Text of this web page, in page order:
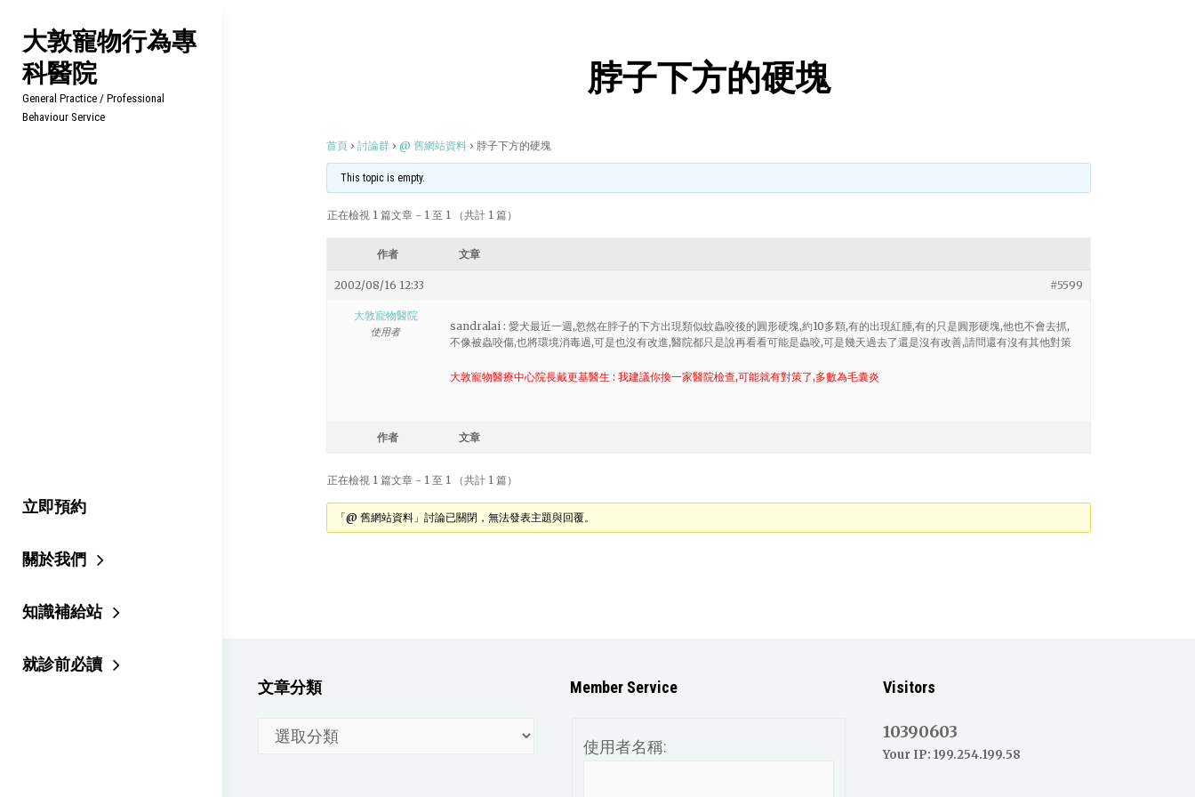
content
大敦寵物行為專
科醫院
General Practice / Professional
Behaviour Service
立即預約
關於我們
知識補給站
就診前必讀
脖子下方的硬塊
首頁 › 討論群 › @ 舊網站資料 › 脖子下方的硬塊
This topic is empty.
正在檢視 1 篇文章 - 1 至 1 （共計 1 篇）
作者 文章
2002/08/16 12:33 #5599
大敦寵物醫院
使用者
sandralai : 愛犬最近一週,忽然在脖子的下方出現類似蚊蟲咬後的圓形硬塊,約10多顆,有的出現紅腫,有的只是圓形硬塊,他也不會去抓,
不像被蟲咬傷,也將環境消毒過,可是也沒有改進,醫院都只是說再看看可能是蟲咬,可是幾天過去了還是沒有改善,請問還有沒有其他對策
大敦寵物醫療中心院長戴更基醫生 : 我建議你換一家醫院檢查,可能就有對策了,多數為毛囊炎
作者 文章
正在檢視 1 篇文章 - 1 至 1 （共計 1 篇）
「@ 舊網站資料」討論已關閉，無法發表主題與回覆。
文章分類 Member Service
使用者名稱:
Visitors
10390603
Your IP: 199.254.199.58